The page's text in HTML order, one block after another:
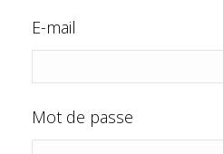
E-mail
Mot de passe